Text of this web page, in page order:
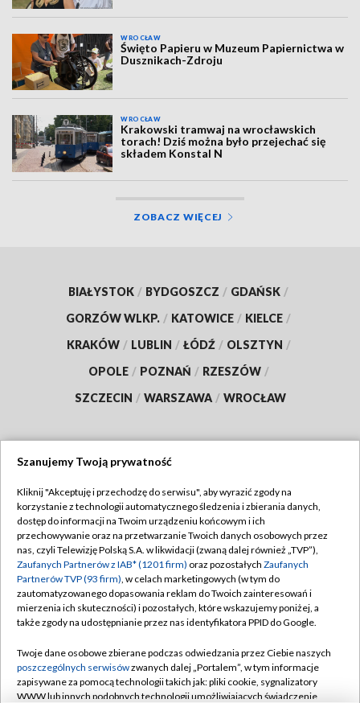
WROCŁAW
Święto Papieru w Muzeum Papiernictwa w
Dusznikach-Zdroju
WROCŁAW
Krakowski tramwaj na wrocławskich
torach! Dziś można było przejechać się
składem Konstal N
ZOBACZ WIĘCEJ
BIAŁYSTOK / BYDGOSZCZ / GDAŃSK /
GORZÓW WLKP. / KATOWICE / KIELCE /
KRAKÓW / LUBLIN / ŁÓDŹ / OLSZTYN /
OPOLE / POZNAŃ / RZESZÓW /
SZCZECIN / WARSZAWA / WROCŁAW
TVP
Abonament TVP
Emisja w TVP
Centrum informacji TVP
Naziemna Telewizja Cyfrowa
Rada Programowa
System NOS
Regulamin TVP
Polityka prywatności
Moje zgody
Pomoc
Kontakt
Szanujemy Twoją prywatność
Kliknij "Akceptuję i przechodzę do serwisu", aby wyrazić zgody na
korzystanie z technologii automatycznego śledzenia i zbierania danych,
dostęp do informacji na Twoim urządzeniu końcowym i ich
przechowywanie oraz na przetwarzanie Twoich danych osobowych przez
nas, czyli Telewizję Polską S.A. w likwidacji (zwaną dalej również „TVP”),
Zaufanych Partnerów z IAB* (1201 firm) oraz pozostałych Zaufanych
Partnerów TVP (93 firm), w celach marketingowych (w tym do
zautomatyzowanego dopasowania reklam do Twoich zainteresowań i
mierzenia ich skuteczności) i pozostałych, które wskazujemy poniżej, a
także zgody na udostępnianie przez nas identyfikatora PPID do Google.
Twoje dane osobowe zbierane podczas odwiedzania przez Ciebie naszych
poszczególnych serwisówzwanych dalej „Portalem”, w tym informacje
zapisywane za pomocą technologii takich jak: pliki cookie, sygnalizatory
WWW lub innych podobnych technologii umożliwiających świadczenie